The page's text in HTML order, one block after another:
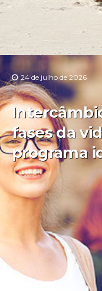
24 de julho de 2026
fases da
programa